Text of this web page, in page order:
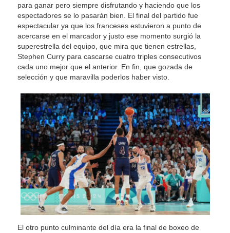
para ganar pero siempre disfrutando y haciendo que los
espectadores se lo pasarán bien. El final del partido fue
espectacular ya que los franceses estuvieron a punto de
acercarse en el marcador y justo ese momento surgió la
superestrella del equipo, que mira que tienen estrellas,
Stephen Curry para cascarse cuatro triples consecutivos
cada uno mejor que el anterior. En fin, que gozada de
selección y que maravilla poderlos haber visto.
El otro punto culminante del día era la final de boxeo de